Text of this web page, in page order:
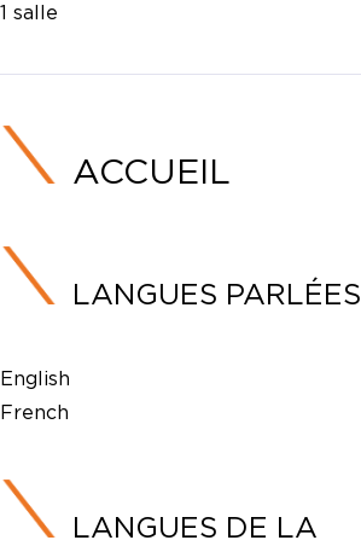
1 salle
ACCUEIL
LANGUES PARLÉES
English
French
LANGUES DE LA